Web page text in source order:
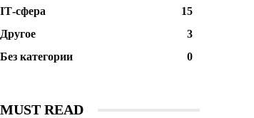
ІТ-сфера
15
Другое
3
Без категории
0
MUST READ